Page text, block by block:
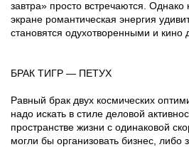
завтра» просто встречаются. Однако
экране романтическая энергия
становятся одухотворенными и кино
БРАК ТИГР — ПЕТУХ
Равный брак двух космических
надо искать в стиле деловой
пространстве жизни с одинаковой
могли бы организовать бизнес, либо